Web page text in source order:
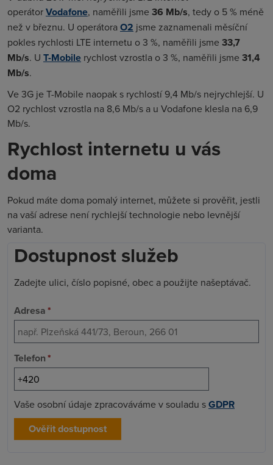
operátorVodafone, naměřili jsme 36 Mb/s, tedy o 5 % méně
než v březnu. U operátoraO2 jsme zaznamenali měsíční
pokles rychlosti LTE internetu o 3 %, naměřili jsme 33,7
Mb/s. U T-Mobile rychlost vzrostla o 3 %, naměřili jsme 31,4
Mb/s.
Ve 3G je T-Mobile naopak s rychlostí 9,4 Mb/s nejrychlejší. U
O2 rychlost vzrostla na 8,6 Mb/s a u Vodafone klesla na 6,9
Mb/s.
Rychlost internetu u vás
doma
Pokud máte doma pomalý internet, můžete si prověřit, jestli
na vaší adrese není rychlejší technologie nebo levnější
varianta.
Dostupnost služeb
Zadejte ulici, číslo popisné, obec a použijte našeptávač.
Adresa*
Telefon*
Vaše osobní údaje zpracováváme v souladu sGDPR
Ověřit dostupnost